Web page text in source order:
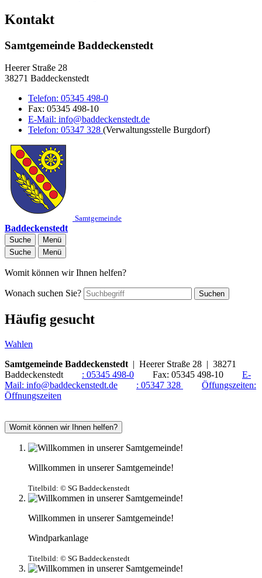
Kontakt
Samtgemeinde Baddeckenstedt
Heerer Straße 28
38271 Baddeckenstedt
Telefon: 05345 498-0
Fax: 05345 498-10
E-Mail: info@baddeckenstedt.de
Telefon: 05347 328 (Verwaltungsstelle Burgdorf)
Samtgemeinde
Baddeckenstedt
Suche
Menü
Suche
Menü
Womit können wir Ihnen helfen?
Wonach suchen Sie? Suchen
Häufig gesucht
Wahlen
Samtgemeinde Baddeckenstedt | Heerer Straße 28 | 38271
Baddeckenstedt : 05345 498-0 Fax: 05345 498-10
E-
Mail: info@baddeckenstedt.de : 05347 328
Öffungszeiten:
Öffnungszeiten
Womit können wir Ihnen helfen?
Willkommen in unserer Samtgemeinde!
Titelbild: © SG Baddeckenstedt
Willkommen in unserer Samtgemeinde!
Windparkanlage
Titelbild: © SG Baddeckenstedt